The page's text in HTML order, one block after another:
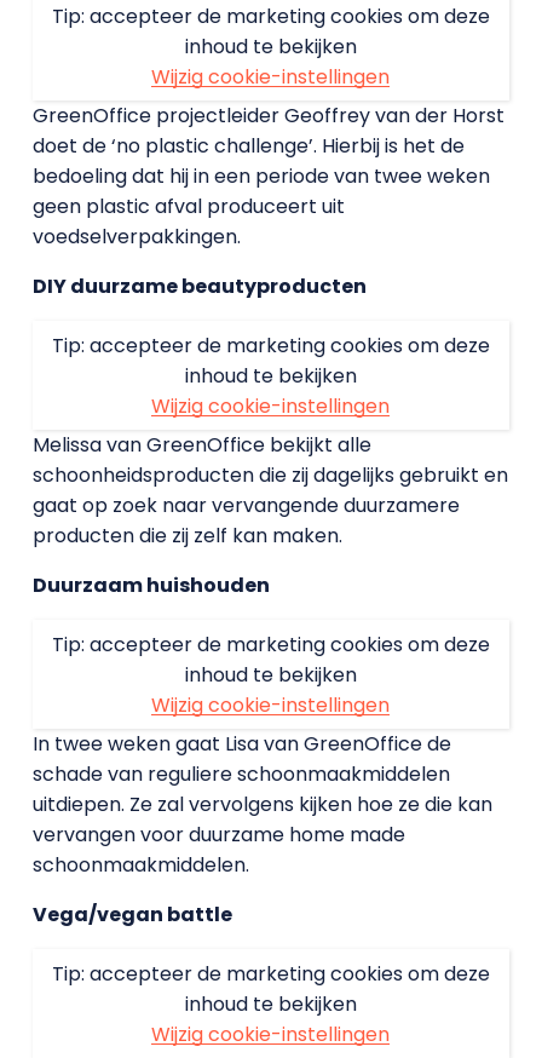
Tip: accepteer de marketing cookies om deze
inhoud te bekijken
Wijzig cookie-instellingen
GreenOffice projectleider Geoffrey van der Horst
doet de ‘no plastic challenge’. Hierbij is het de
bedoeling dat hij in een periode van twee weken
geen plastic afval produceert uit
voedselverpakkingen.
DIY duurzame beautyproducten
Tip: accepteer de marketing cookies om deze
inhoud te bekijken
Wijzig cookie-instellingen
Melissa van GreenOffice bekijkt alle
schoonheidsproducten die zij dagelijks gebruikt en
gaat op zoek naar vervangende duurzamere
producten die zij zelf kan maken.
Duurzaam huishouden
Tip: accepteer de marketing cookies om deze
inhoud te bekijken
Wijzig cookie-instellingen
In twee weken gaat Lisa van GreenOffice de
schade van reguliere schoonmaakmiddelen
uitdiepen. Ze zal vervolgens kijken hoe ze die kan
vervangen voor duurzame home made
schoonmaakmiddelen.
Vega/vegan battle
Tip: accepteer de marketing cookies om deze
inhoud te bekijken
Wijzig cookie-instellingen